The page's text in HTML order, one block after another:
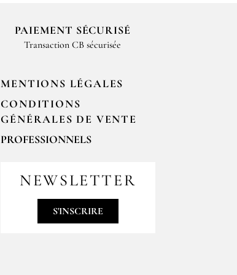
PAIEMENT SÉCURISÉ
Transaction CB sécurisée
MENTIONS LÉGALES
CONDITIONS
GÉNÉRALES DE VENTE
PROFESSIONNELS
professionnelles, merci de nous
contacter par email
contact@epices-roellinger.com
NEWSLETTER
S'INSCRIRE